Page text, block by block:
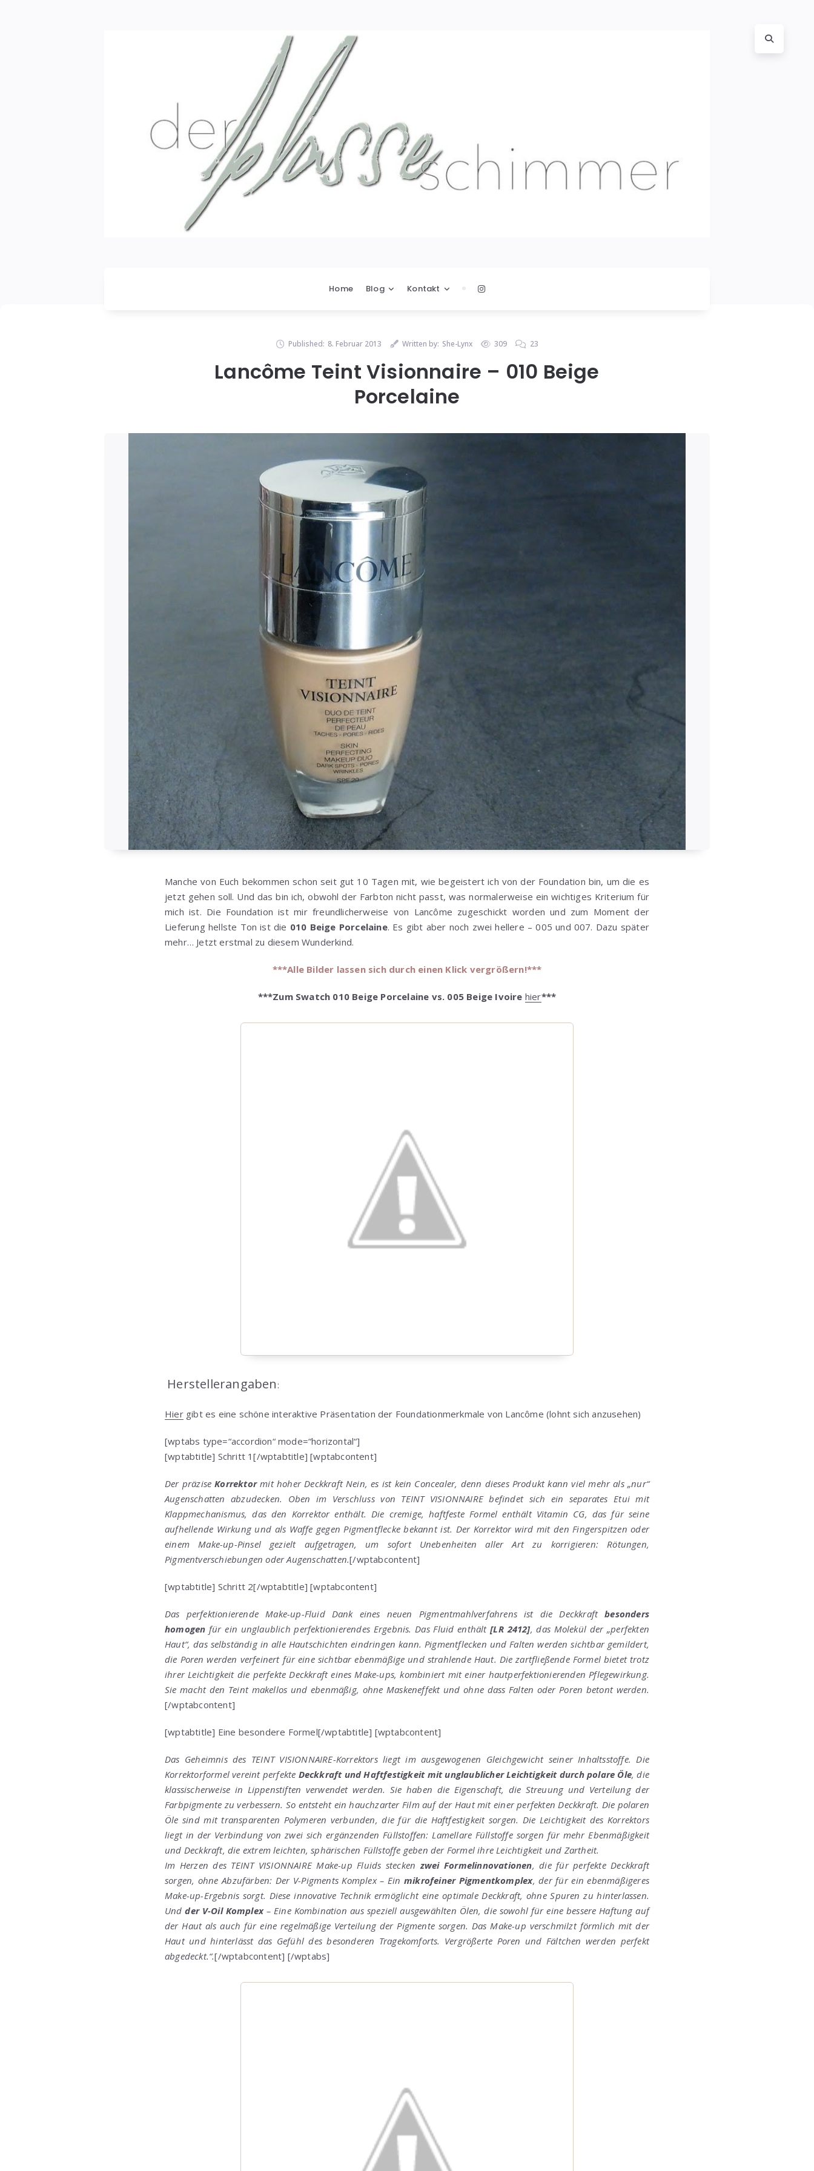
Home Blog Kontakt
Published: 8. Februar 2013 Written by: She-Lynx 309 23
Lancôme Teint Visionnaire – 010 Beige
Porcelaine
Manche von Euch bekommen schon seit gut 10 Tagen mit, wie begeistert ich von der Foundation bin, um die es
jetzt gehen soll. Und das bin ich, obwohl der Farbton nicht passt, was normalerweise ein wichtiges Kriterium für
mich ist. Die Foundation ist mir freundlicherweise von Lancôme zugeschickt worden und zum Moment der
Lieferung hellste Ton ist die 010 Beige Porcelaine. Es gibt aber noch zwei hellere – 005 und 007. Dazu später
mehr… Jetzt erstmal zu diesem Wunderkind.
***Alle Bilder lassen sich durch einen Klick vergrößern!***
***Zum Swatch 010 Beige Porcelaine vs. 005 Beige Ivoire hier***
Herstellerangaben :
Hiergibt es eine schöne interaktive Präsentation der Foundationmerkmale von Lancôme (lohnt sich anzusehen)
[wptabs type=“accordion“ mode=“horizontal“]
[wptabtitle] Schritt 1[/wptabtitle] [wptabcontent]
Der präziseKorrektormit hoher Deckkraft Nein, es ist kein Concealer, denn dieses Produkt kann viel mehr als „nur“
Augenschatten abzudecken. Oben im Verschluss von TEINT VISIONNAIRE befindet sich ein separates Etui mit
Klappmechanismus, das den Korrektor enthält. Die cremige, haftfeste Formel enthält Vitamin CG, das für seine
aufhellende Wirkung und als Waffe gegen Pigmentflecke bekannt ist. Der Korrektor wird mit den Fingerspitzen oder
einem Make-up-Pinsel gezielt aufgetragen, um sofort Unebenheiten aller Art zu korrigieren: Rötungen,
Pigmentverschiebungen oder Augenschatten.[/wptabcontent]
[wptabtitle] Schritt 2[/wptabtitle] [wptabcontent]
Das perfektionierende Make-up-Fluid Dank eines neuen Pigmentmahlverfahrens ist die Deckkraftbesonders
homogen für ein unglaublich perfektionierendes Ergebnis. Das Fluid enthält[LR 2412], das Molekül der „perfekten
Haut“, das selbständig in alle Hautschichten eindringen kann. Pigmentflecken und Falten werden sichtbar gemildert,
die Poren werden verfeinert für eine sichtbar ebenmäßige und strahlende Haut. Die zartfließende Formel bietet trotz
ihrer Leichtigkeit die perfekte Deckkraft eines Make-ups, kombiniert mit einer hautperfektionierenden Pflegewirkung.
Sie macht den Teint makellos und ebenmäßig, ohne Maskeneffekt und ohne dass Falten oder Poren betont werden.
[/wptabcontent]
[wptabtitle] Eine besondere Formel[/wptabtitle] [wptabcontent]
Das Geheimnis des TEINT VISIONNAIRE-Korrektors liegt im ausgewogenen Gleichgewicht seiner Inhaltsstoffe. Die
Korrektorformel vereint perfekte Deckkraft und Haftfestigkeit mit unglaublicher Leichtigkeit durch polare Öle, die
klassischerweise in Lippenstiften verwendet werden. Sie haben die Eigenschaft, die Streuung und Verteilung der
Farbpigmente zu verbessern. So entsteht ein hauchzarter Film auf der Haut mit einer perfekten Deckkraft. Die polaren
Öle sind mit transparenten Polymeren verbunden, die für die Haftfestigkeit sorgen. Die Leichtigkeit des Korrektors
liegt in der Verbindung von zwei sich ergänzenden Füllstoffen: Lamellare Füllstoffe sorgen für mehr Ebenmäßigkeit
und Deckkraft, die extrem leichten, sphärischen Füllstoffe geben der Formel ihre Leichtigkeit und Zartheit.
Im Herzen des TEINT VISIONNAIRE Make-up Fluids stecken zwei Formelinnovationen, die für perfekte Deckkraft
sorgen, ohne Abzufärben: Der V-Pigments Komplex – Einmikrofeiner Pigmentkomplex, der für ein ebenmäßigeres
Make-up-Ergebnis sorgt. Diese innovative Technik ermöglicht eine optimale Deckkraft, ohne Spuren zu hinterlassen.
Undder V-Oil Komplex– Eine Kombination aus speziell ausgewählten Ölen, die sowohl für eine bessere Haftung auf
der Haut als auch für eine regelmäßige Verteilung der Pigmente sorgen. Das Make-up verschmilzt förmlich mit der
Haut und hinterlässt das Gefühl des besonderen Tragekomforts. Vergrößerte Poren und Fältchen werden perfekt
abgedeckt.“.[/wptabcontent] [/wptabs]